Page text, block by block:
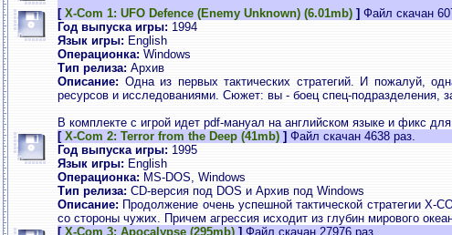
[ X-Com 1: UFO Defence (Enemy Unknown) (6.01mb) ] Файл скачан
Год выпуска игры: 1994
Язык игры: English
Операционка: Windows
Тип релиза: Архив
Описание: Одна из первых тактических стратегий. И пожалуй,
ресурсов и исследованиями. Сюжет: вы - боец спец-
В комплекте с игрой идет pdf-мануал на английском языке и фикс
[ X-Com 2: Terror from the Deep (41mb) ] Файл скачан 4638 раз.
Год выпуска игры: 1995
Язык игры: English
Операционка: MS-DOS, Windows
Тип релиза: CD-версия под DOS и Архив под Windows
Описание: Продолжение очень успешной тактической стратегии
со стороны чужих. Причем агрессия исходит из глубин мирового
[ X-Com 3: Apocalypse (295mb) ] Файл скачан 27976 раз.